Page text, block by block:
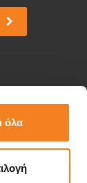
όλα